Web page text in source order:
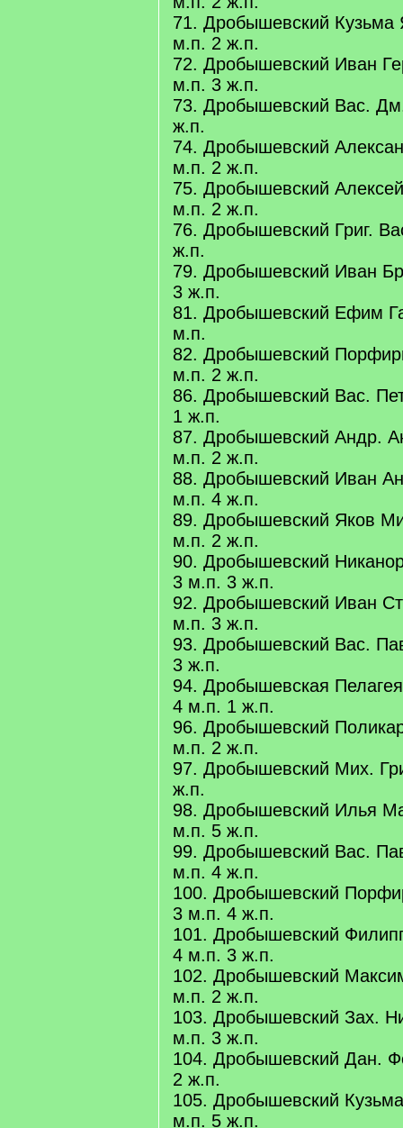
71. Дробышевский Кузьма
м.п. 2 ж.п.
72. Дробышевский Иван
м.п. 3 ж.п.
73. Дробышевский Вас.
ж.п.
74. Дробышевский
м.п. 2 ж.п.
75. Дробышевский
м.п. 2 ж.п.
76. Дробышевский Григ.
ж.п.
79. Дробышевский Иван
3 ж.п.
81. Дробышевский Ефим
м.п.
82. Дробышевский
м.п. 2 ж.п.
86. Дробышевский Вас.
1 ж.п.
87. Дробышевский Андр.
м.п. 2 ж.п.
88. Дробышевский Иван
м.п. 4 ж.п.
89. Дробышевский Яков
м.п. 2 ж.п.
90. Дробышевский
3 м.п. 3 ж.п.
92. Дробышевский Иван
м.п. 3 ж.п.
93. Дробышевский Вас.
3 ж.п.
94. Дробышевская
4 м.п. 1 ж.п.
96. Дробышевский
м.п. 2 ж.п.
97. Дробышевский Мих.
ж.п.
98. Дробышевский Илья
м.п. 5 ж.п.
99. Дробышевский Вас.
м.п. 4 ж.п.
100. Дробышевский
3 м.п. 4 ж.п.
101. Дробышевский
4 м.п. 3 ж.п.
102. Дробышевский
м.п. 2 ж.п.
103. Дробышевский Зах.
м.п. 3 ж.п.
104. Дробышевский Дан.
2 ж.п.
105. Дробышевский
м.п. 5 ж.п.